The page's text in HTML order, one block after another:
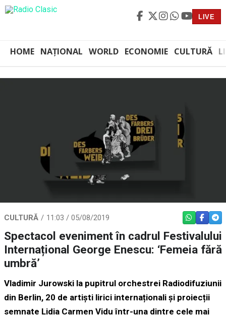
LIVE
HOME NAȚIONAL WORLD ECONOMIE CULTURĂ
CULTURĂ 11:03 / 05/08/2019 WHATSAPP
Spectacol eveniment în cadrul Festivalului
Internațional George Enescu: ‘Femeia fără
umbră’
Vladimir Jurowski la pupitrul orchestrei Radiodifuziunii
din Berlin, 20 de artiști lirici internaționali și proiecții
semnate Lidia Carmen Vidu într-una dintre cele mai